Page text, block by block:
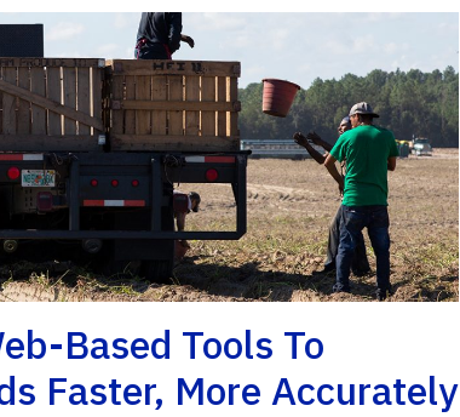
Based Tools To
Faster, More Accurately